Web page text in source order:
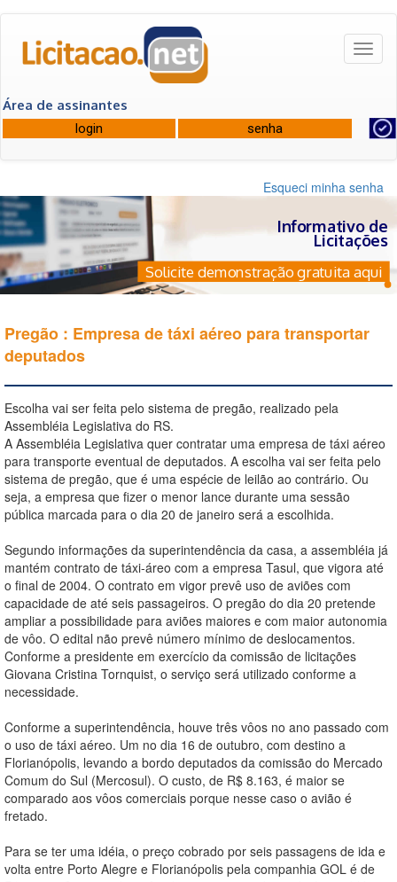
Área de assinantes
Esqueci minha senha
Informativo de
Licitações
Solicite demonstração gratuita aqui
Pregão : Empresa de táxi aéreo para transportar
deputados
Escolha vai ser feita pelo sistema de pregão, realizado pela
Assembléia Legislativa do RS.
A Assembléia Legislativa quer contratar uma empresa de táxi aéreo
para transporte eventual de deputados. A escolha vai ser feita pelo
sistema de pregão, que é uma espécie de leilão ao contrário. Ou
seja, a empresa que fizer o menor lance durante uma sessão
pública marcada para o dia 20 de janeiro será a escolhida.
Segundo informações da superintendência da casa, a assembléia já
mantém contrato de táxi-áreo com a empresa Tasul, que vigora até
o final de 2004. O contrato em vigor prevê uso de aviões com
capacidade de até seis passageiros. O pregão do dia 20 pretende
ampliar a possibilidade para aviões maiores e com maior autonomia
de vôo. O edital não prevê número mínimo de deslocamentos.
Conforme a presidente em exercício da comissão de licitações
Giovana Cristina Tornquist, o serviço será utilizado conforme a
necessidade.
Conforme a superintendência, houve três vôos no ano passado com
o uso de táxi aéreo. Um no dia 16 de outubro, com destino a
Florianópolis, levando a bordo deputados da comissão do Mercado
Comum do Sul (Mercosul). O custo, de R$ 8.163, é maior se
comparado aos vôos comerciais porque nesse caso o avião é
fretado.
Para se ter uma idéia, o preço cobrado por seis passagens de ida e
volta entre Porto Alegre e Florianópolis pela companhia GOL é de